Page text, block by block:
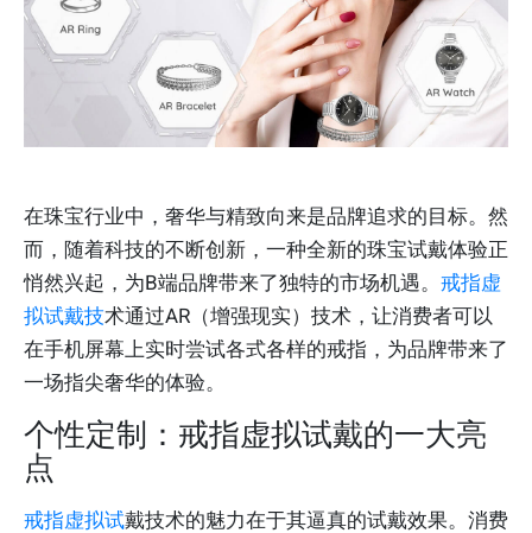
在珠宝行业中，奢华与精致向来是品牌追求的目标。然
而，随着科技的不断创新，一种全新的珠宝试戴体验正
悄然兴起，为B端品牌带来了独特的市场机遇。 戒指虚
拟试戴技术通过AR（增强现实）技术，让消费者可以
在手机屏幕上实时尝试各式各样的戒指，为品牌带来了
一场指尖奢华的体验。
个性定制：戒指虚拟试戴的一大亮
点
戒指虚拟试戴技术的魅力在于其逼真的试戴效果。消费